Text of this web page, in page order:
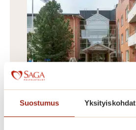
Suostumus Yksityiskohdat
Dosentinrinne